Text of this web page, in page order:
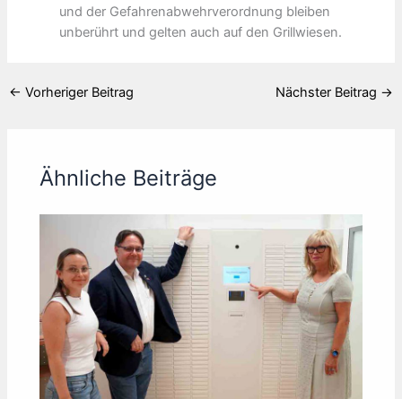
und der Gefahrenabwehrverordnung bleiben
unberührt und gelten auch auf den Grillwiesen.
← Vorheriger Beitrag Nächster Beitrag →
Ähnliche Beiträge